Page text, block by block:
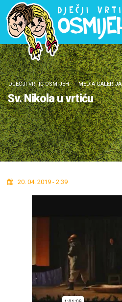
DJEČJI VRTIĆ OSMIJEH MEDIA GALERIJA
Sv. Nikola u vrtiću
20. 04. 2019 - 2:39